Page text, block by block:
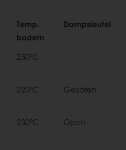
Temp.
bodem
Dampsleutel
250°C
220°C Gesloten
230°C Open